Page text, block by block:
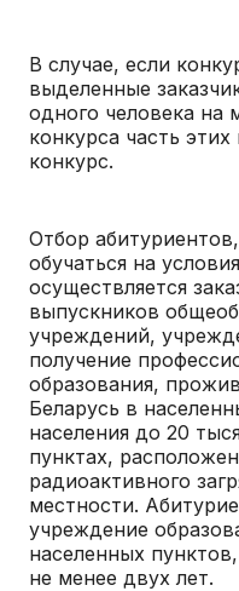
В случае, если
выделенные
одного человека на
конкурса часть
конкурс.
Отбор
обучаться на
осуществляется
выпускников
учреждений,
получение
образования,
Беларусь в
населения до 20
пунктах,
радиоактивного
местности.
учреждение
населенных
не менее двух лет.